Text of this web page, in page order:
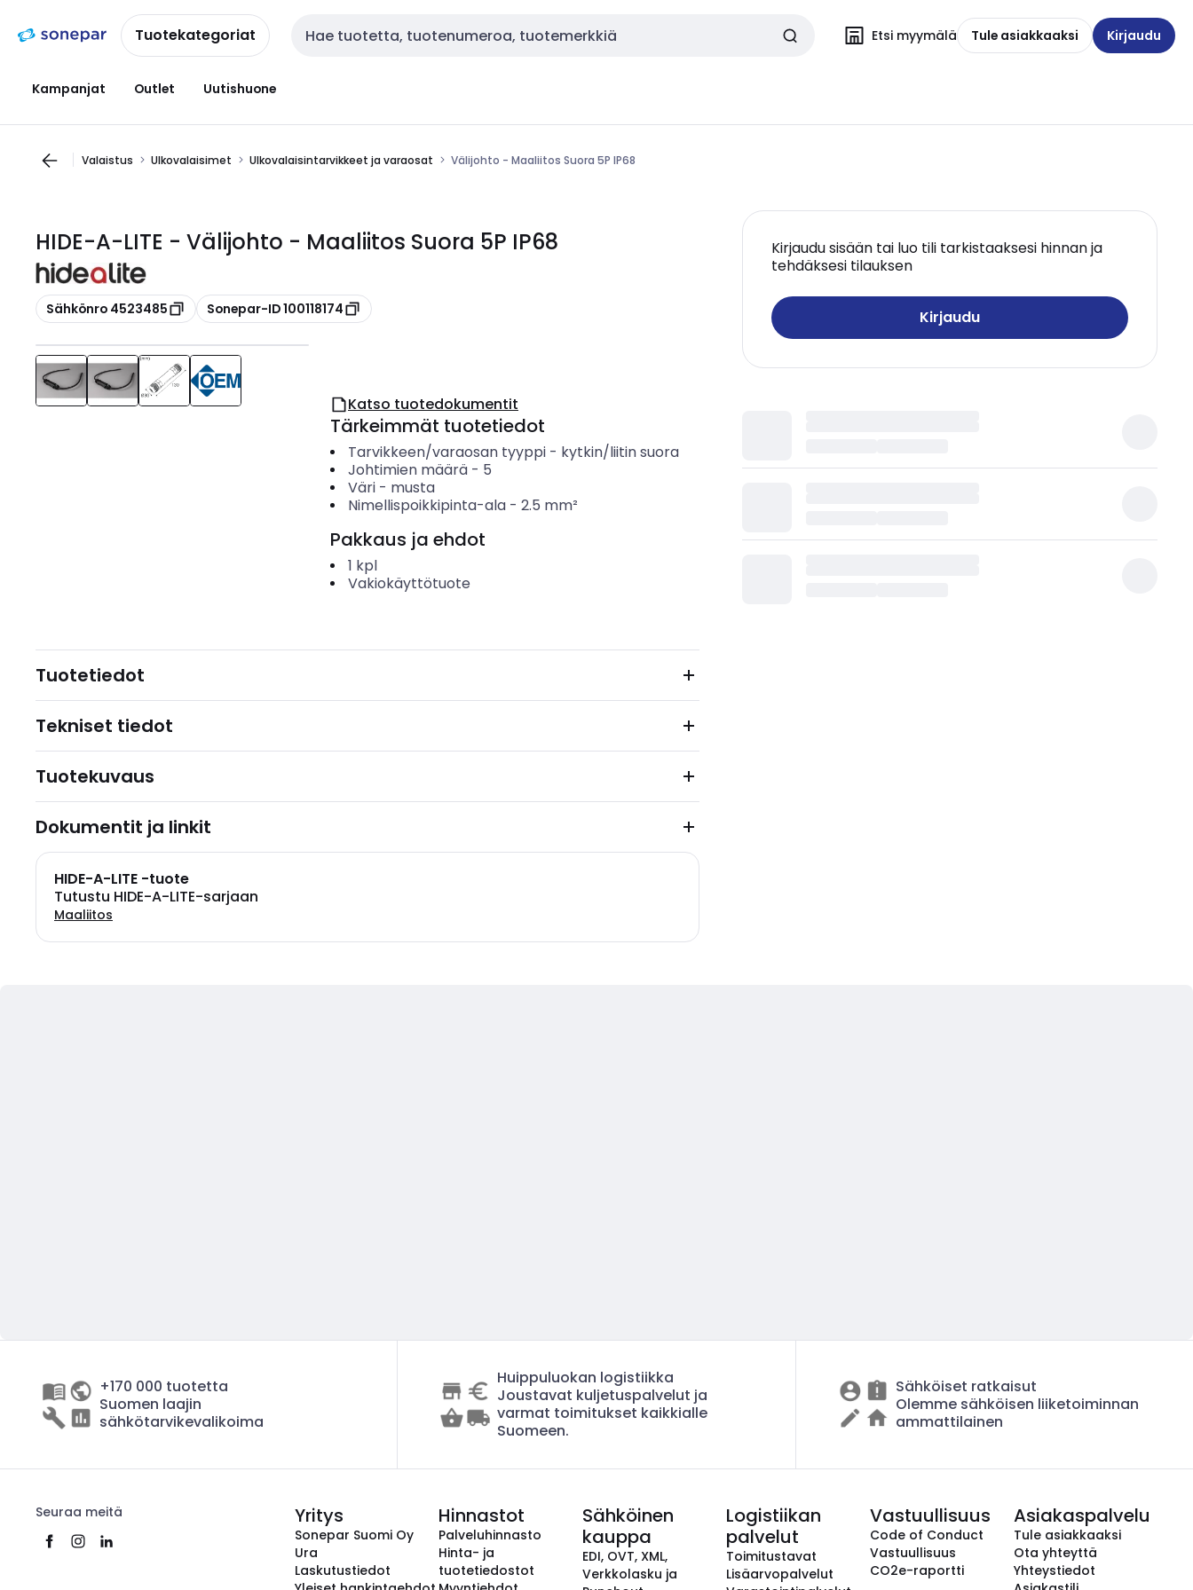
navigointiinsisältöönTuotekategoriat Haku Etsi myymälä Tule asiakkaaksi Kirjaudu
Kampanjat Outlet Uutishuone
Valaistus Ulkovalaisimet Ulkovalaisintarvikkeet ja varaosat Välijohto - Maaliitos Suora 5P IP68
HIDE-A-LITE - Välijohto - Maaliitos Suora 5P IP68
Kopioi
Sähkönro 4523485 Kopioi
Sonepar-ID 100118174
Kirjaudu sisään tai luo tili tarkistaaksesi hinnan ja
tehdäksesi tilauksen
Kirjaudu
Katso tuotedokumentit
Tärkeimmät tuotetiedot
Tarvikkeen/varaosan tyyppi- kytkin/liitin suora
Johtimien määrä- 5
Väri- musta
Nimellispoikkipinta-ala- 2.5 mm²
Pakkaus ja ehdot
1 kpl
Vakiokäyttötuote
Tuotetiedot
Tekniset tiedot
Tuotekuvaus
Dokumentit ja linkit
HIDE-A-LITE -tuote
Tutustu HIDE-A-LITE-sarjaan
Maaliitos
+170 000 tuotetta
Suomen laajin
sähkötarvikevalikoima
Huippuluokan logistiikka
Joustavat kuljetuspalvelut ja
varmat toimitukset kaikkialle
Suomeen.
Sähköiset ratkaisut
Olemme sähköisen liiketoiminnan
ammattilainen
Seuraa meitä Yritys
Sonepar Suomi Oy
Ura
Laskutustiedot
Hinnastot
Palveluhinnasto
Hinta- ja
tuotetiedostot
Sähköinen
kauppa
EDI, OVT, XML,
Verkkolasku ja
Logistiikan
palvelut
Toimitustavat
Lisäarvopalvelut
Vastuullisuus
Code of Conduct
Vastuullisuus
CO2e-raportti
Asiakaspalvelu
Tule asiakkaaksi
Ota yhteyttä
Yhteystiedot